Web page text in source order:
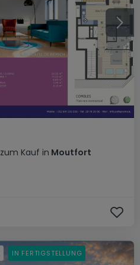
zum Kauf in Moutfort
IN FERTIGSTELLUNG